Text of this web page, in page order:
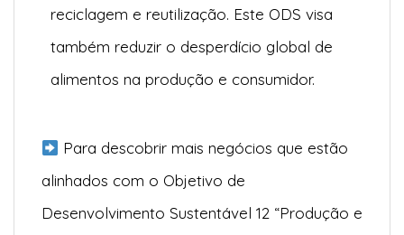
reciclagem e reutilização. Este ODS visa
também reduzir o desperdício global de
alimentos na produção e consumidor.
Para descobrir mais negócios que estão
alinhados com o Objetivo de
Desenvolvimento Sustentável 12 “Produção e